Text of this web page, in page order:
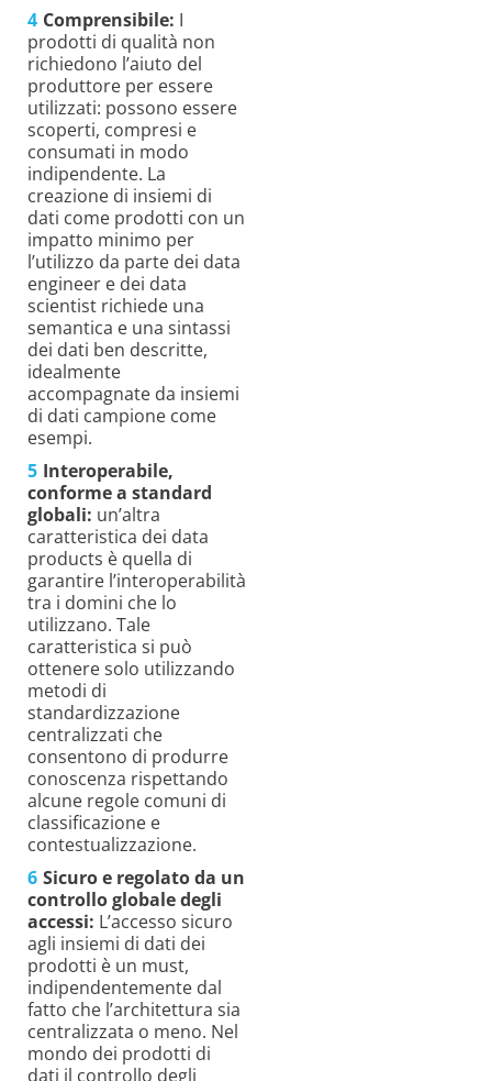
Comprensibile: I
prodotti di qualità non
richiedono l’aiuto del
produttore per essere
utilizzati: possono essere
scoperti, compresi e
consumati in modo
indipendente. La
creazione di insiemi di
dati come prodotti con un
impatto minimo per
l’utilizzo da parte dei data
engineer e dei data
scientist richiede una
semantica e una sintassi
dei dati ben descritte,
idealmente
accompagnate da insiemi
di dati campione come
esempi.
Interoperabile,
conforme a standard
globali: un’altra
caratteristica dei data
products è quella di
garantire l’interoperabilità
tra i domini che lo
utilizzano. Tale
caratteristica si può
ottenere solo utilizzando
metodi di
standardizzazione
centralizzati che
consentono di produrre
conoscenza rispettando
alcune regole comuni di
classificazione e
contestualizzazione.
Sicuro e regolato da un
controllo globale degli
accessi: L’accesso sicuro
agli insiemi di dati dei
prodotti è un must,
indipendentemente dal
fatto che l’architettura sia
centralizzata o meno. Nel
mondo dei prodotti di
dati il controllo degli